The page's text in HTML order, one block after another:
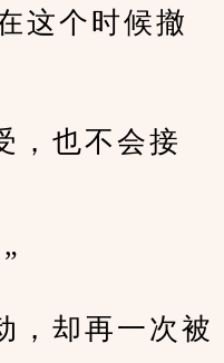
这个时候撤
，也不会接
，却再一次被